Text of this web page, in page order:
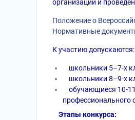
организации и
Положение о
Нормативные
К участию допускаются:
школьники 5–7-х
школьники 8–9-х
обучающиеся 10-
профессионального
Этапы конкурса: